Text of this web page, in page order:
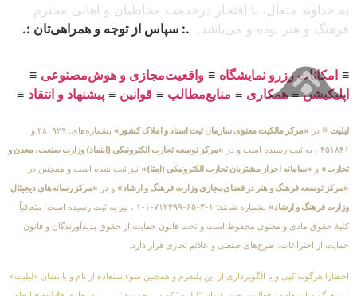
به خداوند متعال، با افتخار درخدمت مخاطبان و اهالی محترم
فرهنگ و هنر بوده و می‌باشد. .: سپاس از توجه و همراهی‌تان :.
≡ امکانات رزرو نمایشگاه ≡ واقعیت‌مجازی و هوش‌مصنوعی ≡
اپلیکیشن≡همکاری ≡ منابع‌مطالب ≡ قوانین ≡ پیشنهاد و انتقاد ≡
لیلیت ® در «مرکز مالکیت معنوی سازمان ثبت اسناد و املاک کشور»
بشماره‌های: ۲۸۰۹۲۹ و
۴۵۱۸۴۱ ، به ثبت رسیده است و در
«مرکز توسعه تجارت الکترونیکی (اینماد) وزارت صنعت، معدن و
تجارت» و «سامانه احراز مشتریان تجارت الکترونیکی (اِمتا)» نیز ثبت شده است و همچنین در
«مرکز توسعه فرهنگ و هنر در فضای‌مجازی وزارت فرهنگ و ارشاد» و در «مرکز رسانه‌های دیجیتال
وزارت فرهنگ و ارشاد»
بشماره شامَد: ۱-۳-۶۵-۷۱۲۳۹۹-۱-۱ ، نیز به ثبت رسیده است؛ متعاقباً
کلیهٔ حقوق مادی و معنوی محفوظ است و تحت قانون حمایت از حقوق پدیدآورندگان و قانون
حمایت از اختراعات، طرح‌های صنعتی و علائم تجاری قرار دارد.
اخطار! هرگونه کپی و یا الگوبرداری از این پلتفرم و همچنین سوءاستفاده از نام و یا نشان «لیلیت»